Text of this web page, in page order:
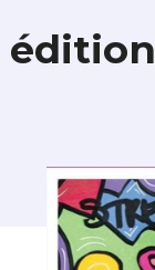
édition